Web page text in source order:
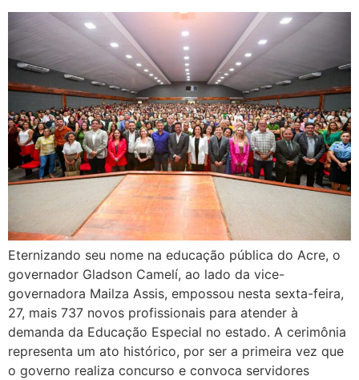
Eternizando seu nome na educação pública do Acre, o
governador Gladson Camelí, ao lado da vice-
governadora Mailza Assis, empossou nesta sexta-feira,
27, mais 737 novos profissionais para atender à
demanda da Educação Especial no estado. A cerimônia
representa um ato histórico, por ser a primeira vez que
o governo realiza concurso e convoca servidores